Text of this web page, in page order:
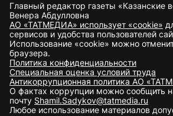
Главный редактор газеты «Казанские
Венера Абдулловна
АО «ТАТМЕДИА» использует «cookie»
сервисов и удобства пользователей
Использование «cookie» можно
браузера.
Политика конфиденциальности
Специальная оценка условий труда
Антикоррупционная политика АО
О фактах коррупции можно сообщить
почту Shamil.Sadykov@tatmedia.ru
Любое использование материалов